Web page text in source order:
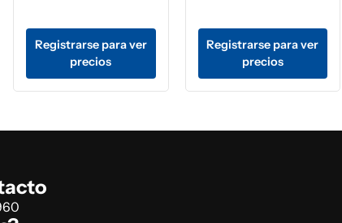
Registrarse para ver
precios
Registrarse para ver
precios